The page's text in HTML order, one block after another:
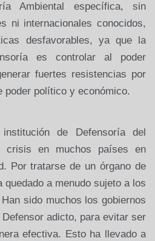
Ambiental específica, sin
ni internacionales conocidos,
desfavorables, ya que la
es controlar al poder
fuertes resistencias por
poder político y económico.
de Defensoría del
crisis en muchos países en
Por tratarse de un órgano de
quedado a menudo sujeto a los
sido muchos los gobiernos
adicto, para evitar ser
efectiva. Esto ha llevado a